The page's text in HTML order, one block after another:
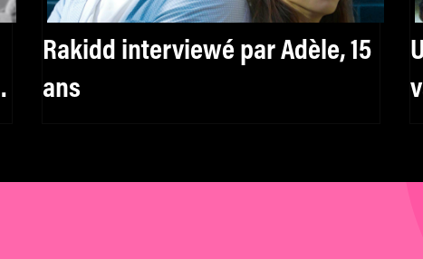
Rakidd interviewé par Adèle, 15
ans